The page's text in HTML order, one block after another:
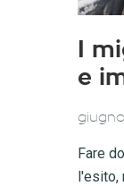
I
e
giugno
Fare
l'esito,